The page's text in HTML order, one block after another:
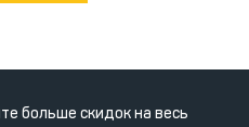
больше скидок на весь